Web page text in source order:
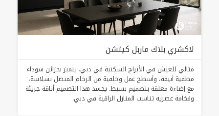
لاكشري بلاك ماربل كيتشن
مثالي للعيش في الأبراج السكنية في دبي. يتميز بخزائن سوداء
مطفية أنيقة، وأسطح عمل وخلفية من الرخام المتصل بسلاسة،
مع إضاءة معلقة بتصميم بسيط. يجسد هذا التصميم أناقة جريئة
وفخامة عصرية تناسب المنازل الراقية في دبي.